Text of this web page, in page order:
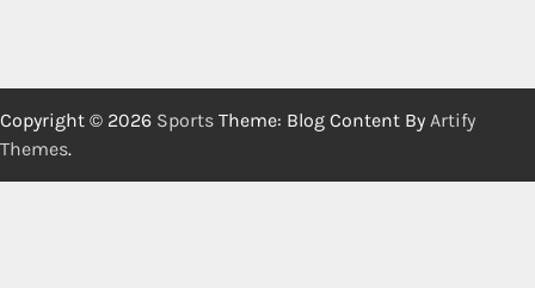
Copyright © 2026 Sports Theme: Blog Content By Artify
Themes.